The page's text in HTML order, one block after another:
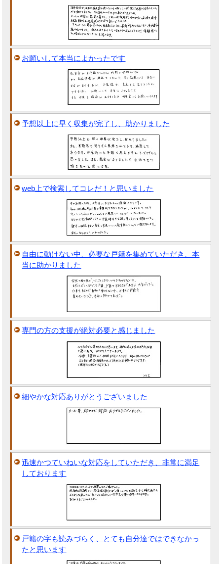
お願いして本当によかったです
予想以上に早く収集が完了し、助かりました
web上で検索してコレだ！と思いました
自由に動けない中、必要な戸籍を集めていただき、本
当に助かりました
専門の方の支援が絶対必要と感じました
細やかな対応ありがとうございました
迅速かつていねいな対応をしていただき、非常に満足
しております
戸籍の字も読みづらく、とても自分達ではできなかっ
たと思います